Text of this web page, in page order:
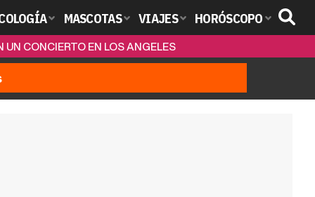
MASCOTAS VIAJES HORÓSCOPO
UN CONCIERTO EN LOS ANGELES